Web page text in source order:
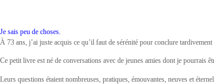
Je sais peu de choses.
À 73 ans, j’ai juste acquis ce qu’il faut de sérénité pour conclure
Ce petit livre est né de conversations avec de jeunes amies dont je pourrais
Leurs questions étaient nombreuses, pratiques, émouvantes, neuves et